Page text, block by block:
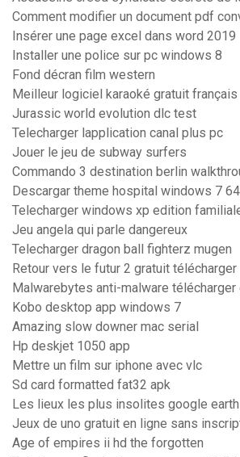
Comment modifier un document pdf
Insérer une page excel dans word 2019
Installer une police sur pc windows 8
Fond décran film western
Meilleur logiciel karaoké gratuit français
Jurassic world evolution dlc test
Telecharger lapplication canal plus pc
Jouer le jeu de subway surfers
Commando 3 destination berlin
Descargar theme hospital windows 7
Telecharger windows xp edition
Jeu angela qui parle dangereux
Telecharger dragon ball fighterz mugen
Retour vers le futur 2 gratuit télécharger
Malwarebytes anti-malware télécharger
Kobo desktop app windows 7
Amazing slow downer mac serial
Hp deskjet 1050 app
Mettre un film sur iphone avec vlc
Sd card formatted fat32 apk
Les lieux les plus insolites google earth
Jeux de uno gratuit en ligne sans
Age of empires ii hd the forgotten